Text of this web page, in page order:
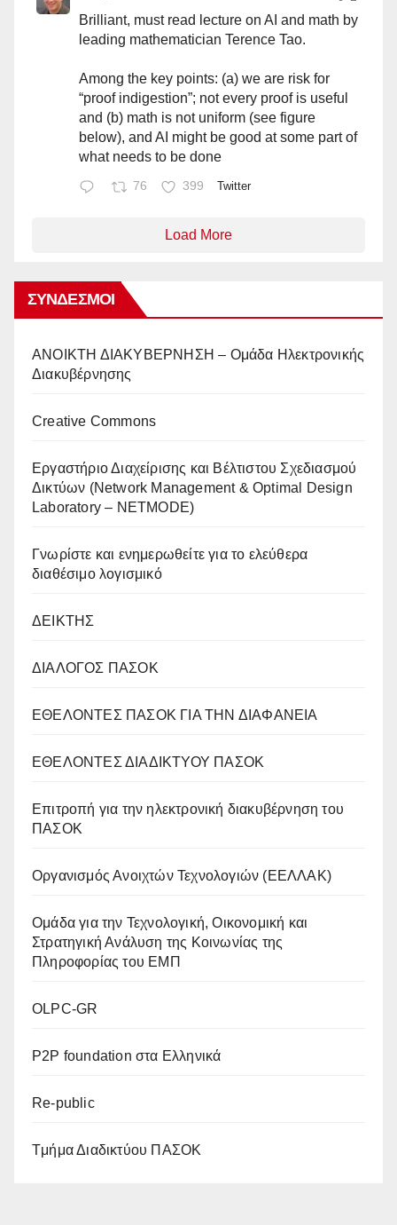
Brilliant, must read lecture on AI and math by
leading mathematician Terence Tao.
Among the key points: (a) we are risk for
“proof indigestion”; not every proof is useful
and (b) math is not uniform (see figure
below), and AI might be good at some part of
what needs to be done
76 399 Twitter
Load More
ΣΎΝΔΕΣΜΟΙ
AΝΟΙΚΤΗ ΔΙΑΚΥΒΕΡΝΗΣΗ – Ομάδα Ηλεκτρονικής
Διακυβέρνησης
Creative Commons
Eργαστήριο Διαχείρισης και Βέλτιστου Σχεδιασμού
Δικτύων (Network Management & Optimal Design
Laboratory – NETMODE)
Γνωρίστε και ενημερωθείτε για το ελεύθερα
διαθέσιμο λογισμικό
ΔΕΙΚΤΗΣ
ΔΙΑΛΟΓΟΣ ΠΑΣΟΚ
ΕΘΕΛΟΝΤΕΣ ΠΑΣΟΚ ΓΙΑ ΤΗΝ ΔΙΑΦΑΝΕΙΑ
ΕΘΕΛΟΝΤΕΣ ΔΙΑΔΙΚΤΥΟΥ ΠΑΣΟΚ
Επιτροπή για την ηλεκτρονική διακυβέρνηση του
ΠΑΣΟΚ
Οργανισμός Ανοιχτών Τεχνολογιών (ΕΕΛΛΑΚ)
Oμάδα για την Τεχνολογική, Οικονομική και
Στρατηγική Ανάλυση της Κοινωνίας της
Πληροφορίας του ΕΜΠ
OLPC-GR
P2P foundation στα Ελληνικά
Re-public
Tμήμα Διαδικτύου ΠΑΣΟΚ